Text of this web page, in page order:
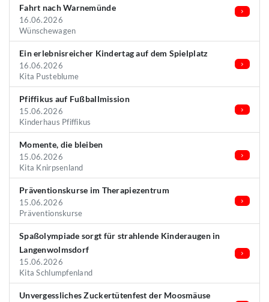
Fahrt nach Warnemünde
16.06.2026
Wünschewagen
Ein erlebnisreicher Kindertag auf dem Spielplatz
16.06.2026
Kita Pusteblume
Pfiffikus auf Fußballmission
15.06.2026
Kinderhaus Pfiffikus
Momente, die bleiben
15.06.2026
Kita Knirpsenland
Präventionskurse im Therapiezentrum
15.06.2026
Präventionskurse
Spaßolympiade sorgt für strahlende Kinderaugen in
Langenwolmsdorf
15.06.2026
Kita Schlumpfenland
Unvergessliches Zuckertütenfest der Moosmäuse